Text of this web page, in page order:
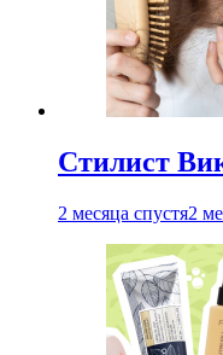
Стилист
2 месяца спустя2